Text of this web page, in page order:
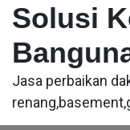
Solusi
Jasa perbaikan